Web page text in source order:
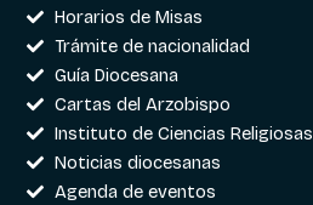
Horarios de Misas
Trámite de nacionalidad
Guía Diocesana
Cartas del Arzobispo
Instituto de Ciencias Religiosas
Noticias diocesanas
Agenda de eventos